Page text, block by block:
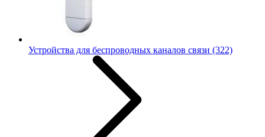
Устройства для беспроводных каналов связи (322)